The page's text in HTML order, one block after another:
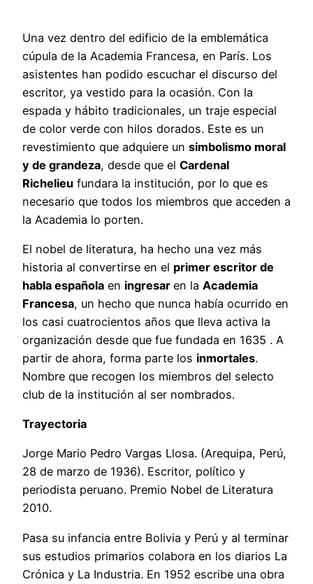
Una vez dentro del edificio de la emblemática
cúpula de la Academia Francesa, en París. Los
asistentes han podido escuchar el discurso del
escritor, ya vestido para la ocasión. Con la
espada y hábito tradicionales, un traje especial
de color verde con hilos dorados. Este es un
revestimiento que adquiere un simbolismo moral
y de grandeza, desde que el Cardenal
Richelieu fundara la institución, por lo que es
necesario que todos los miembros que acceden a
la Academia lo porten.
El nobel de literatura, ha hecho una vez más
historia al convertirse en el primer escritor de
habla española en ingresar en la Academia
Francesa, un hecho que nunca había ocurrido en
los casi cuatrocientos años que lleva activa la
organización desde que fue fundada en 1635 . A
partir de ahora, forma parte los inmortales.
Nombre que recogen los miembros del selecto
club de la institución al ser nombrados.
Trayectoria
Jorge Mario Pedro Vargas Llosa. (Arequipa, Perú,
28 de marzo de 1936). Escritor, político y
periodista peruano. Premio Nobel de Literatura
2010.
Pasa su infancia entre Bolivia y Perú y al terminar
sus estudios primarios colabora en los diarios La
Crónica y La Industria. En 1952 escribe una obra